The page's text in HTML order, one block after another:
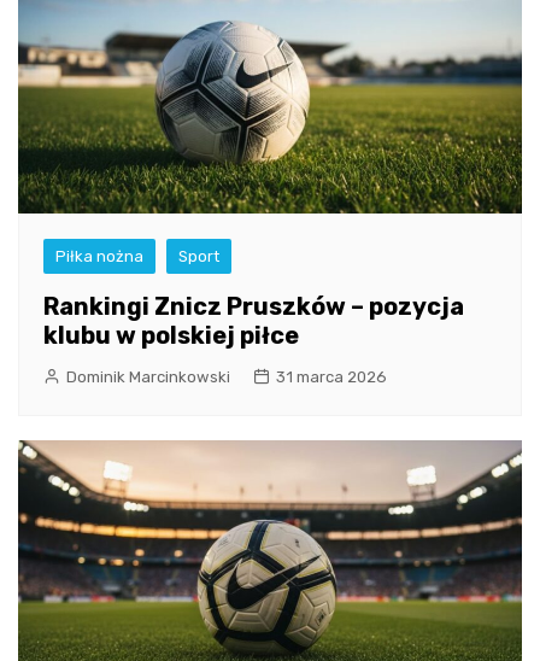
Piłka nożna Sport
Rankingi Znicz Pruszków – pozycja
klubu w polskiej piłce
Dominik Marcinkowski 31 marca 2026